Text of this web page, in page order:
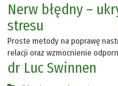
Nerw błędny –
stresu
Proste metody na poprawę
relacji oraz wzmocnienie
dr Luc Swinnen